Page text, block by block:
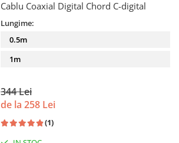
Cablu Coaxial Digital Chord C-digital
Lungime:
0.5m
1m
344 Lei
de la 258 Lei
(1)